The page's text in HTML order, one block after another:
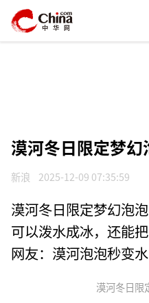
漠河冬日限定梦幻
新浪 2025-12-09 07:35:59
漠河冬日限定梦幻泡
可以泼水成冰，还能
网友：漠河泡泡秒变
漠河冬日限